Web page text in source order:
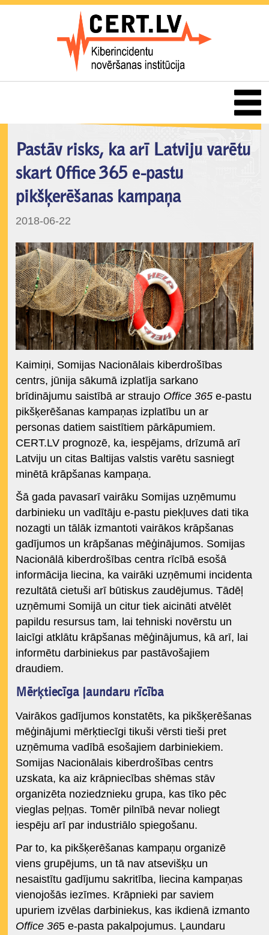
Pastāv risks, ka arī Latviju varētu
skart Office 365 e-pastu
pikšķerēšanas kampaņa
2018-06-22
Kaimiņi, Somijas Nacionālais kiberdrošības
centrs, jūnija sākumā izplatīja sarkano
brīdinājumu saistībā ar straujo Office 365e-pastu
pikšķerēšanas kampaņas izplatību un ar
personas datiem saistītiem pārkāpumiem.
CERT.LV prognozē, ka, iespējams, drīzumā arī
Latviju un citas Baltijas valstis varētu sasniegt
minētā krāpšanas kampaņa.
Šā gada pavasarī vairāku Somijas uzņēmumu
darbinieku un vadītāju e-pastu piekļuves dati tika
nozagti un tālāk izmantoti vairākos krāpšanas
gadījumos un krāpšanas mēģinājumos. Somijas
Nacionālā kiberdrošības centra rīcībā esošā
informācija liecina, ka vairāki uzņēmumi incidenta
rezultātā cietuši arī būtiskus zaudējumus. Tādēļ
uzņēmumi Somijā un citur tiek aicināti atvēlēt
papildu resursus tam, lai tehniski novērstu un
laicīgi atklātu krāpšanas mēģinājumus, kā arī, lai
informētu darbiniekus par pastāvošajiem
draudiem.
Mērķtiecīga ļaundaru rīcība
Vairākos gadījumos konstatēts, ka pikšķerēšanas
mēģinājumi mērķtiecīgi tikuši vērsti tieši pret
uzņēmuma vadībā esošajiem darbiniekiem.
Somijas Nacionālais kiberdrošības centrs
uzskata, ka aiz krāpniecības shēmas stāv
organizēta noziedznieku grupa, kas tīko pēc
vieglas peļņas. Tomēr pilnībā nevar noliegt
iespēju arī par industriālo spiegošanu.
Par to, ka pikšķerēšanas kampaņu organizē
viens grupējums, un tā nav atsevišķu un
nesaistītu gadījumu sakritība, liecina kampaņas
vienojošās iezīmes. Krāpnieki par saviem
upuriem izvēlas darbiniekus, kas ikdienā izmanto
Office 365 e-pasta pakalpojumus. Ļaundaru